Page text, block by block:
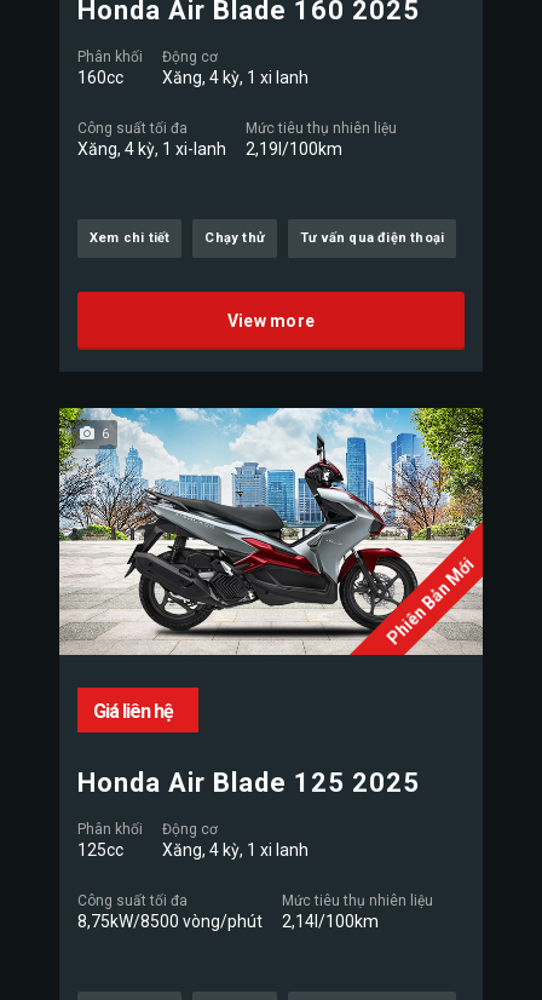
Honda Air Blade 160 2025
Phân khối
160cc
Động cơ
Xăng, 4 kỳ, 1 xi lanh
Công suất tối đa
Xăng, 4 kỳ, 1 xi-lanh
Mức tiêu thụ nhiên liệu
2,19l/100km
Xem chi tiết Chạy thử Tư vấn qua điện thoại
View more
Phiên Bản Mới
6
Giá liên hệ
Honda Air Blade 125 2025
Phân khối
125cc
Động cơ
Xăng, 4 kỳ, 1 xi lanh
Công suất tối đa
8,75kW/8500 vòng/phút
Mức tiêu thụ nhiên liệu
2,14l/100km